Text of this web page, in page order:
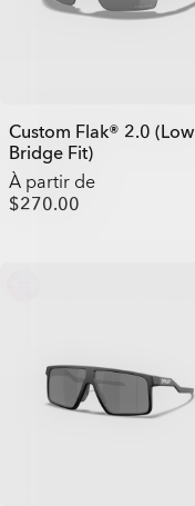
Custom Flak® 2.0 (Low
Bridge Fit)
À partir de
$270.00